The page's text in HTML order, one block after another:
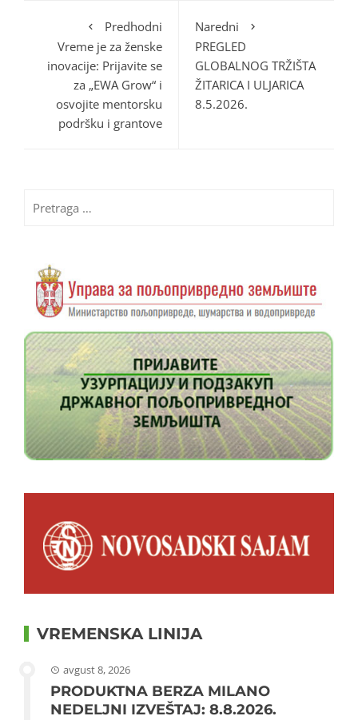
Predhodni
Vreme je za ženske
inovacije: Prijavite se
za „EWA Grow“ i
osvojite mentorsku
podršku i grantove
Naredni
PREGLED
GLOBALNOG TRŽIŠTA
ŽITARICA I ULJARICA
8.5.2026.
za:
VREMENSKA LINIJA
avgust 8, 2026
PRODUKTNA BERZA MILANO
NEDELJNI IZVEŠTAJ: 8.8.2026.